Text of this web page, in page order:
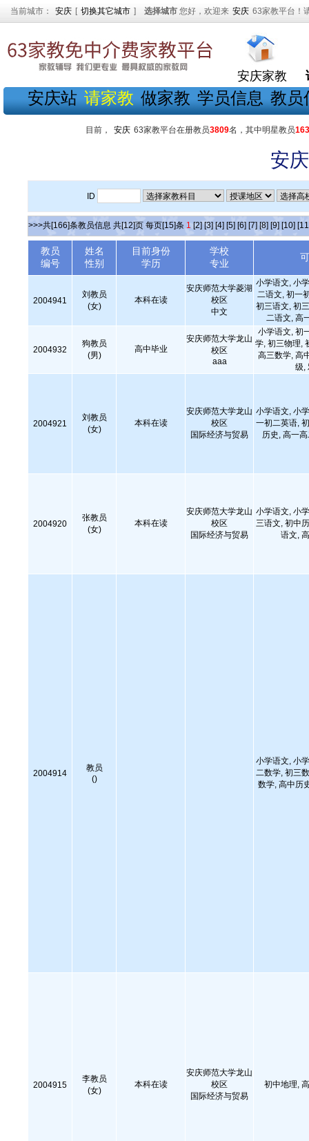
当前城市： 安庆 [ 切换其它城市 ] 选择城市 您好，欢迎来 安庆 63家教平台！
安庆家教
安庆站 请家教 做家教 学员信息 教员
目前， 安庆 63家教平台在册教员3809名，其中明星教员163
安
ID
>>>共[166]条教员信息 共[12]页 每页[15]条 1 [2] [3] [4] [5] [6] [7] [8] [9] [10]
教员
编号
姓名
性别
目前身份
学历
学校
专业
2004941
刘教员
(女)
本科在读
安庆师范大学菱湖
校区
中文
小学语文, 小
二语文, 初一
初三语文, 初
二语文, 高
2004932
狗教员
(男)
高中毕业
安庆师范大学龙山
校区
aaa
小学语文, 初
学, 初三物理,
高三数学, 高
级,
2004921
刘教员
(女)
本科在读
安庆师范大学龙山
校区
国际经济与贸易
小学语文, 小
一初二英语,
历史, 高一
2004920
张教员
(女)
本科在读
安庆师范大学龙山
校区
国际经济与贸易
小学语文, 小
三语文, 初中
语文,
2004914
教员
()
小学语文, 小
二数学, 初三
数学, 高中历
2004915
李教员
(女)
本科在读
安庆师范大学龙山
校区
国际经济与贸易
初中地理,